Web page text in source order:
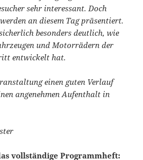
sehr interessant. Doch
an diesem Tag präsentiert.
besonders deutlich, wie
und Motorrädern der
entwickelt hat.
einen guten Verlauf
angenehmen Aufenthalt in
vollständige Programmheft: